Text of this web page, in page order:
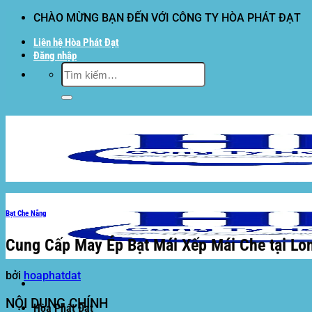
dung
CHÀO MỪNG BẠN ĐẾN VỚI CÔNG TY HÒA PHÁT ĐẠT
Liên hệ Hòa Phát Đạt
Đăng nhập
Tìm
kiếm:
Hòa Phát Đạt
Bạt Che Nắng
Cung Cấp May Ép Bạt Mái Xếp Mái Che tại
bởi hoaphatdat
NỘI DUNG CHÍNH